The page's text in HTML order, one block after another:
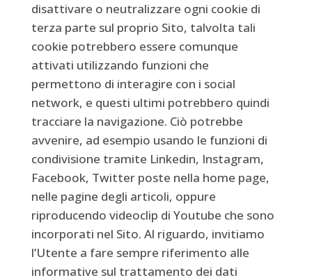
disattivare o neutralizzare ogni cookie di
terza parte sul proprio Sito, talvolta tali
cookie potrebbero essere comunque
attivati utilizzando funzioni che
permettono di interagire con i social
network, e questi ultimi potrebbero quindi
tracciare la navigazione. Ciò potrebbe
avvenire, ad esempio usando le funzioni di
condivisione tramite Linkedin, Instagram,
Facebook, Twitter poste nella home page,
nelle pagine degli articoli, oppure
riproducendo videoclip di Youtube che sono
incorporati nel Sito. Al riguardo, invitiamo
l’Utente a fare sempre riferimento alle
informative sul trattamento dei dati